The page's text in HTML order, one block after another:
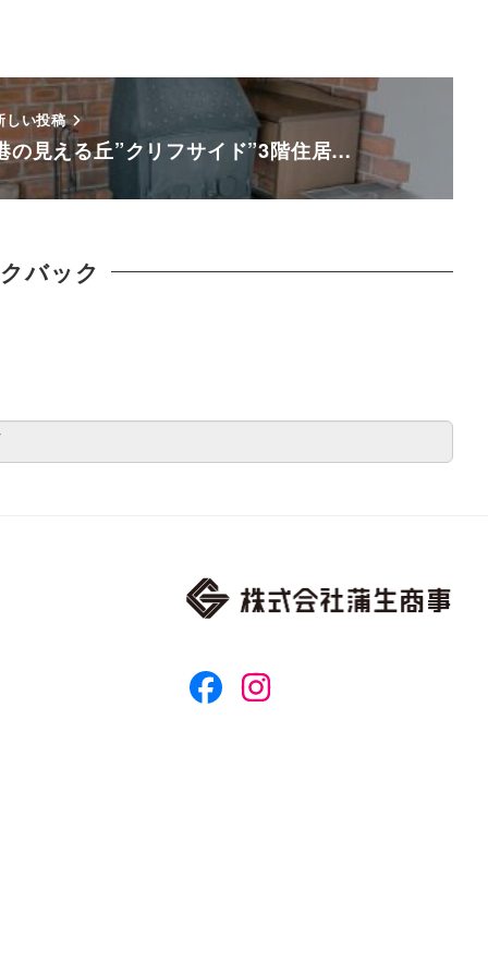
しい投稿
の見える丘”クリフサイド”3階住居…
バック
facebook